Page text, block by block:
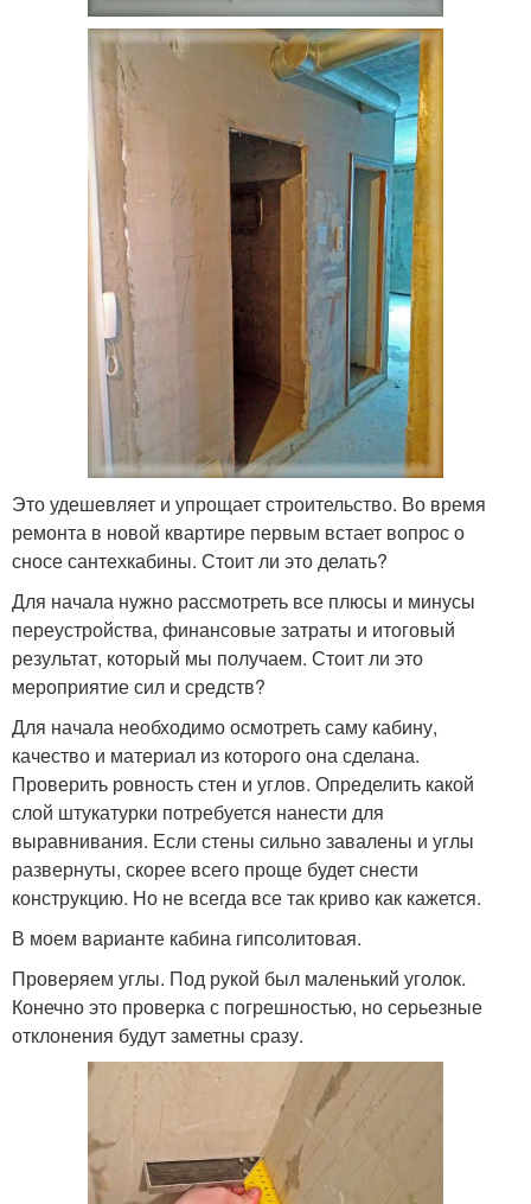
Это удешевляет и упрощает строительство. Во время
ремонта в новой квартире первым встает вопрос о
сносе сантехкабины. Стоит ли это делать?
Для начала нужно рассмотреть все плюсы и минусы
переустройства, финансовые затраты и итоговый
результат, который мы получаем. Стоит ли это
мероприятие сил и средств?
Для начала необходимо осмотреть саму кабину,
качество и материал из которого она сделана.
Проверить ровность стен и углов. Определить какой
слой штукатурки потребуется нанести для
выравнивания. Если стены сильно завалены и углы
развернуты, скорее всего проще будет снести
конструкцию. Но не всегда все так криво как кажется.
В моем варианте кабина гипсолитовая.
Проверяем углы. Под рукой был маленький уголок.
Конечно это проверка с погрешностью, но серьезные
отклонения будут заметны сразу.